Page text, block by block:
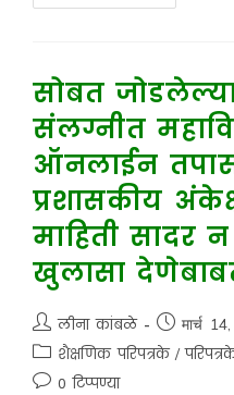
सोबत
संलग्नीत
ऑनलाईन
प्रशासकीय
माहिती सादर
खुलासा
लीना कांबळे मार्च
शैक्षणिक परिपत्रके /
0 टिप्पण्या